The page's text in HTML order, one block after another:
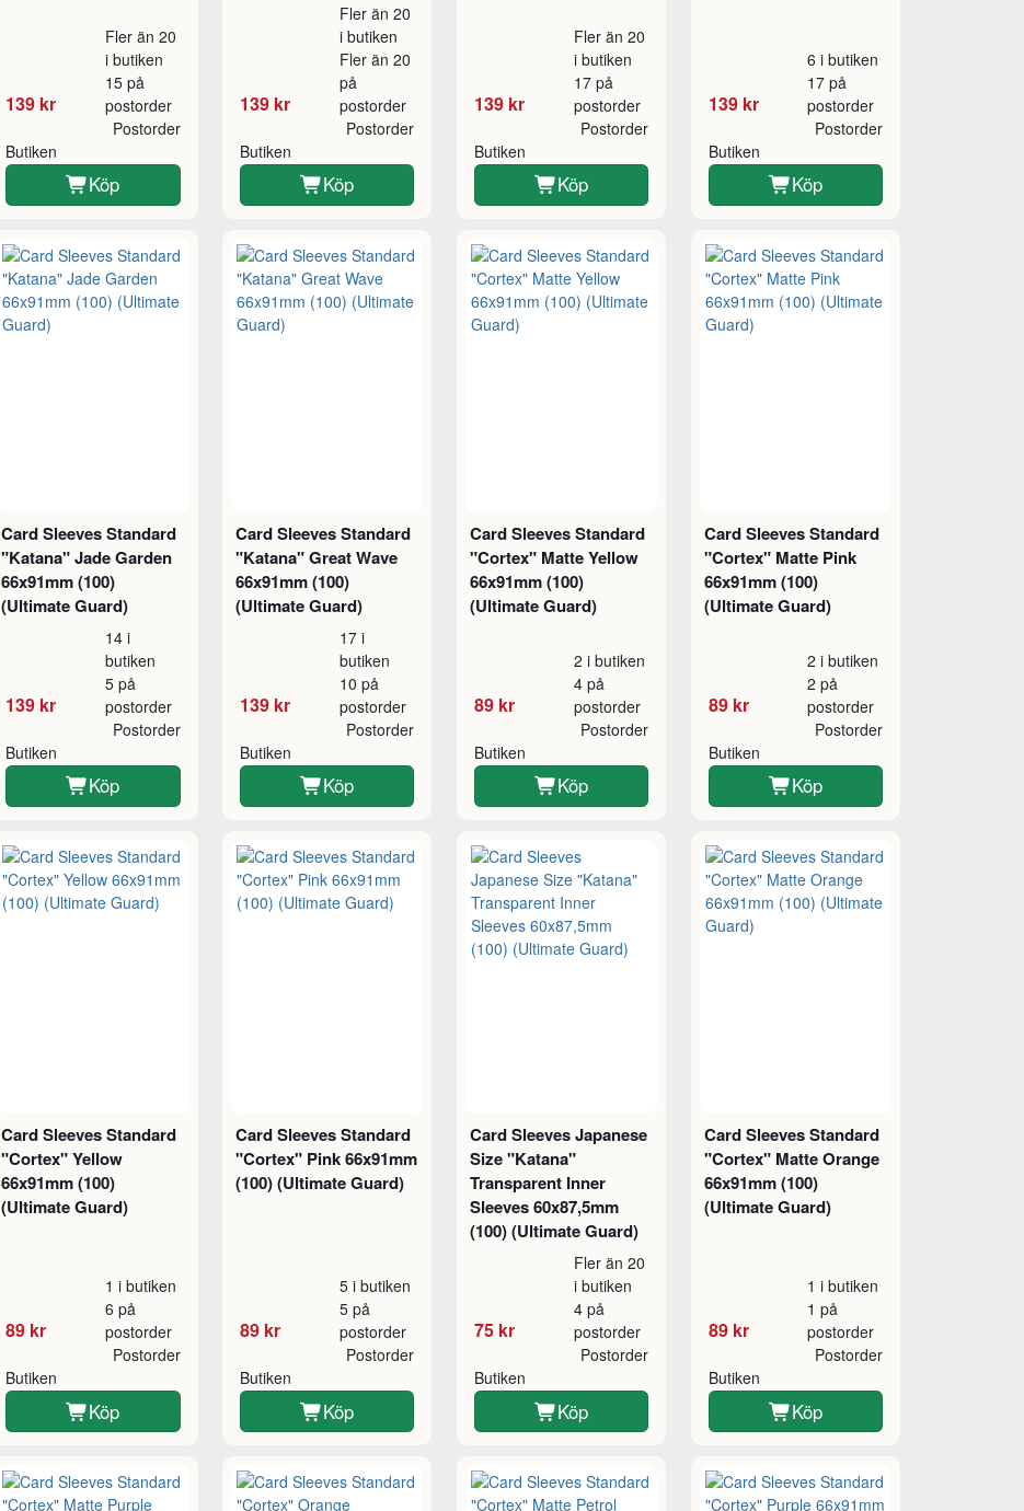
139 kr
Fler än 20
i butiken
15 på
postorder
Butiken
Postorder
Köp
139 kr
Fler än 20
i butiken
Fler än 20
på
postorder
Butiken
Postorder
Köp
139 kr
Fler än 20
i butiken
17 på
postorder
Butiken
Postorder
Köp
139 kr
6 i butiken
17 på
postorder
Butiken
Postorder
Köp
Card Sleeves Standard
"Katana" Jade Garden
66x91mm (100)
(Ultimate Guard)
139 kr
14 i
butiken
5 på
postorder
Butiken
Postorder
Köp
Card Sleeves Standard
"Katana" Great Wave
66x91mm (100)
(Ultimate Guard)
139 kr
17 i
butiken
10 på
postorder
Butiken
Postorder
Köp
Card Sleeves Standard
"Cortex" Matte Yellow
66x91mm (100)
(Ultimate Guard)
89 kr
2 i butiken
4 på
postorder
Butiken
Postorder
Köp
Card Sleeves Standard
"Cortex" Matte Pink
66x91mm (100)
(Ultimate Guard)
89 kr
2 i butiken
2 på
postorder
Butiken
Postorder
Köp
Card Sleeves Standard
"Cortex" Yellow
66x91mm (100)
(Ultimate Guard)
89 kr
1 i butiken
6 på
postorder
Butiken
Postorder
Köp
Card Sleeves Standard
"Cortex" Pink 66x91mm
(100) (Ultimate Guard)
89 kr
5 i butiken
5 på
postorder
Butiken
Postorder
Köp
Card Sleeves Japanese
Size "Katana"
Transparent Inner
Sleeves 60x87,5mm
(100) (Ultimate Guard)
75 kr
Fler än 20
i butiken
4 på
postorder
Butiken
Postorder
Köp
Card Sleeves Standard
"Cortex" Matte Orange
66x91mm (100)
(Ultimate Guard)
89 kr
1 i butiken
1 på
postorder
Butiken
Postorder
Köp